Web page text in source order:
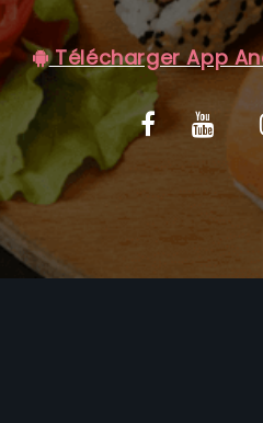
Télécharger App